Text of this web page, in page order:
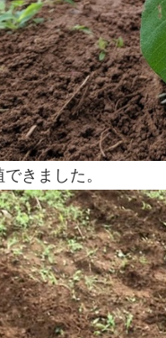
きました。